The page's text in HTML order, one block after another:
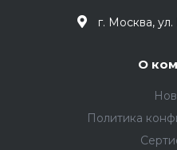
г. Москва, ул.
О
Политика